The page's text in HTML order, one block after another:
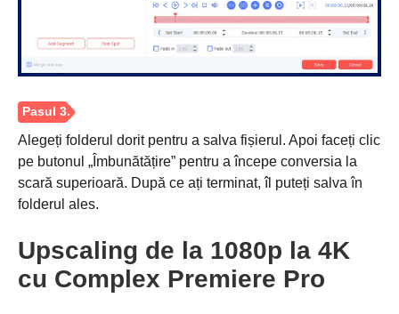
Alegeți folderul dorit pentru a salva fișierul. Apoi faceți clic
pe butonul „Îmbunătățire” pentru a începe conversia la
scară superioară. După ce ați terminat, îl puteți salva în
folderul ales.
Upscaling de la 1080p la 4K
cu Complex Premiere Pro